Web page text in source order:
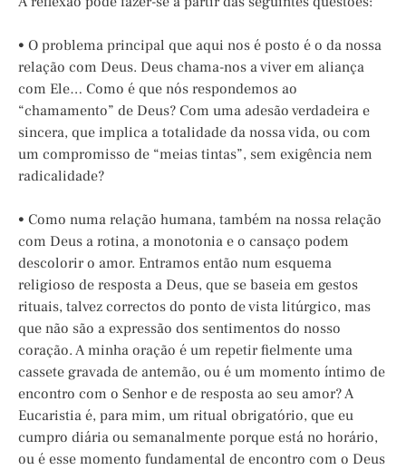
• O problema principal que aqui nos é posto é o da nossa
relação com Deus. Deus chama-nos a viver em aliança
com Ele… Como é que nós respondemos ao
“chamamento” de Deus? Com uma adesão verdadeira e
sincera, que implica a totalidade da nossa vida, ou com
um compromisso de “meias tintas”, sem exigência nem
radicalidade?
• Como numa relação humana, também na nossa relação
com Deus a rotina, a monotonia e o cansaço podem
descolorir o amor. Entramos então num esquema
religioso de resposta a Deus, que se baseia em gestos
rituais, talvez correctos do ponto de vista litúrgico, mas
que não são a expressão dos sentimentos do nosso
coração. A minha oração é um repetir fielmente uma
cassete gravada de antemão, ou é um momento íntimo de
encontro com o Senhor e de resposta ao seu amor? A
Eucaristia é, para mim, um ritual obrigatório, que eu
cumpro diária ou semanalmente porque está no horário,
ou é esse momento fundamental de encontro com o Deus